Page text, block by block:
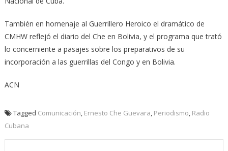
También en homenaje al Guerrillero Heroico el dramático de
CMHW reflejó el diario del Che en Bolivia, y el programa que trató
lo concerniente a pasajes sobre los preparativos de su
incorporación a las guerrillas del Congo y en Bolivia.
ACN
Tagged Comunicación, Ernesto Che Guevara, Periodismo, Radio
Cubana